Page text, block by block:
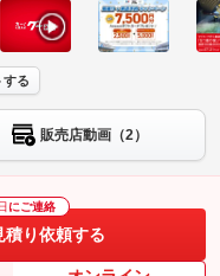
する
販売店動画（2）
にご連絡
積り依頼する